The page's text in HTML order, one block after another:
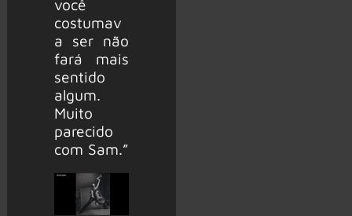
você
costumav
a ser não
fará mais
sentido
algum.
Muito
parecido
com Sam.”